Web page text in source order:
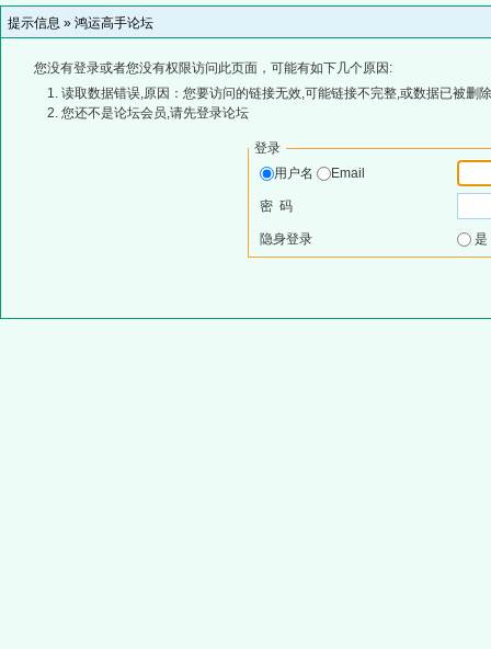
提示信息 » 鸿运高手论坛
您没有登录或者您没有权限访问此页面，可能有如下几个原因:
读取数据错误,原因：您要访问的链接无效,可能链接不完整,或数据已被删
您还不是论坛会员,请先登录论坛
登录
用户名
Email
密 码
隐身登录